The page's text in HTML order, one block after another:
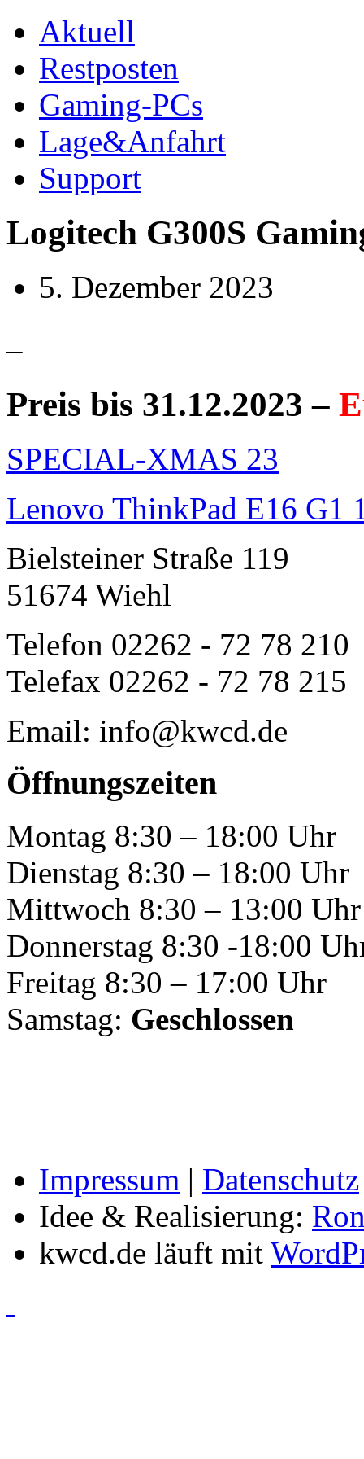
Aktuell
Restposten
Gaming-PCs
Lage&Anfahrt
Support
Logitech G300S
5. Dezember 2023
–
Preis bis 31.12.2023 –
SPECIAL-XMAS 23
Lenovo ThinkPad E16 G1
Bielsteiner Straße 119
51674 Wiehl
Telefon 02262 - 72 78 210
Telefax 02262 - 72 78 215
Email: info@kwcd.de
Öffnungszeiten
Montag 8:30 – 18:00 Uhr
Dienstag 8:30 – 18:00 Uhr
Mittwoch 8:30 – 13:00 Uhr
Donnerstag 8:30 -18:00
Freitag 8:30 – 17:00 Uhr
Samstag: Geschlossen
Impressum | Datenschutz
Idee & Realisierung:
kwcd.de läuft mit